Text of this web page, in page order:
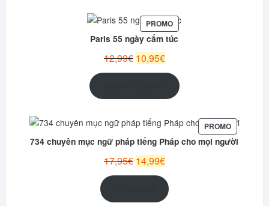
PROMOPRODUIT
EN
PROMOTION
Paris 55 ngày cấm túc
12,99€ Le
10,95€Le
actuel
est :
PROMOPRODUIT
EN
734 chuyên mục ngữ pháp tiếng Pháp cho mọi người
17,95€ Le
prix
14,99€Le
actuel
est :